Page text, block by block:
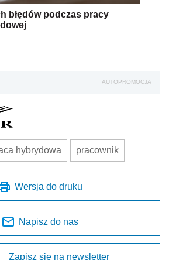
błędów podczas pracy
AUTOPROMOCJA
hybrydowa pracownik
Wersja do druku
Napisz do nas
Zapisz się na newsletter